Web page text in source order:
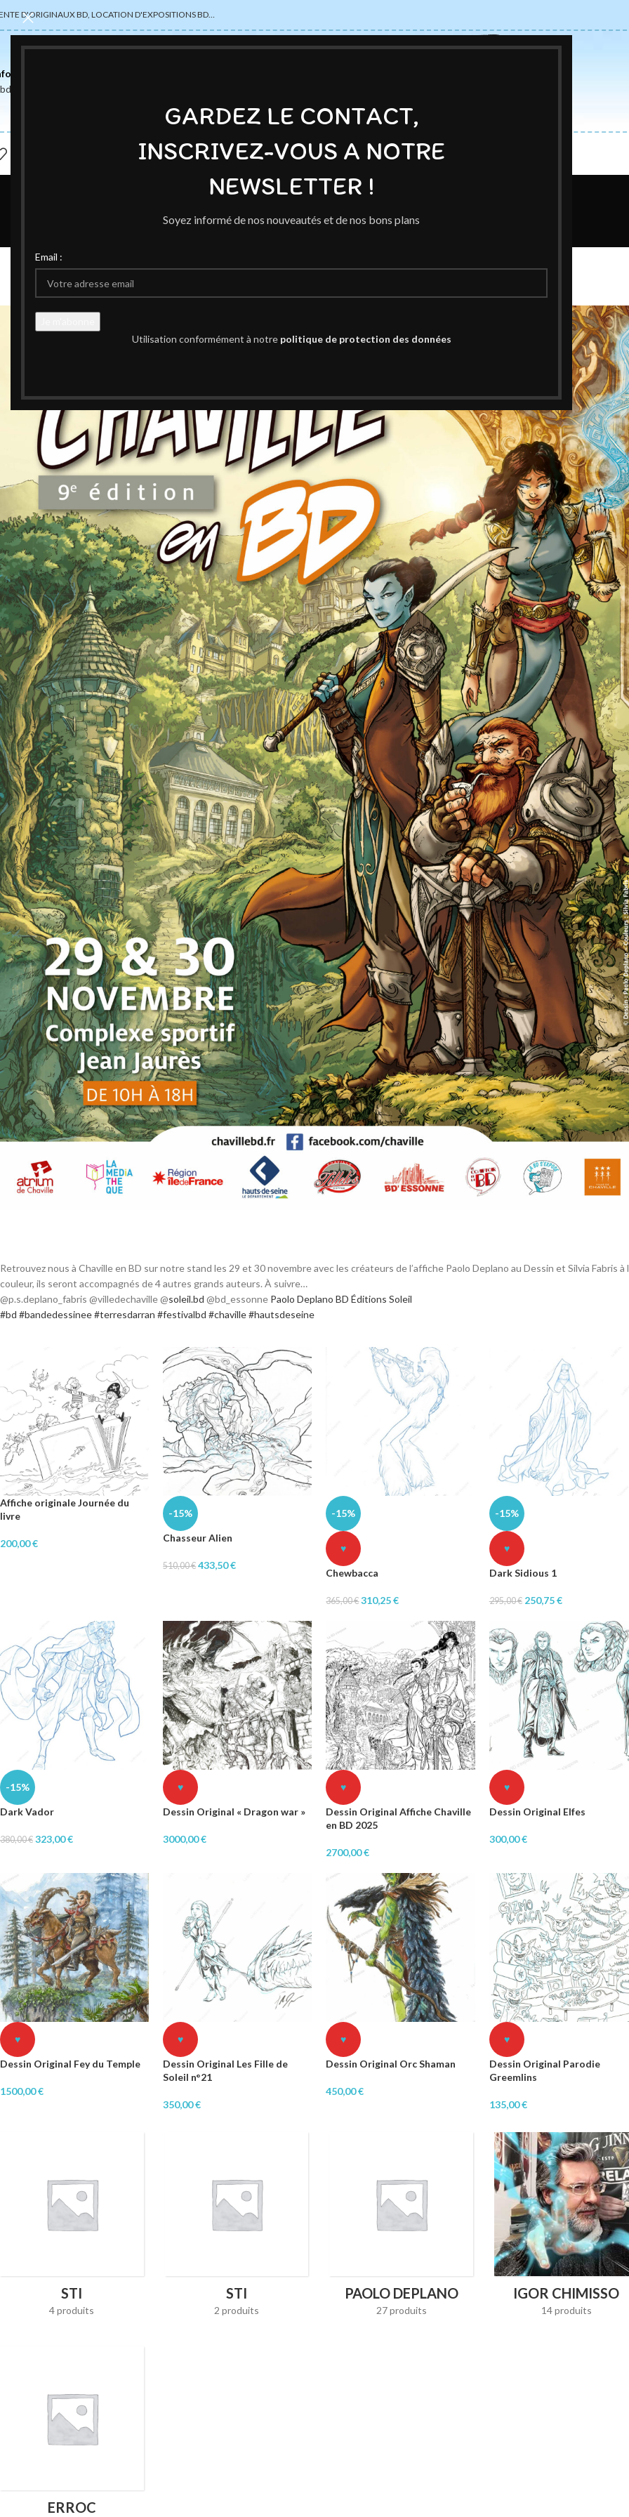
GARDEZ LE CONTACT,
INSCRIVEZ-VOUS A NOTRE
NEWSLETTER !
Soyez informé de nos nouveautés et de nos bons plans
Email :
Utilisation conformément à notre politique de protection des données
D'ORIGINAUX BD, LOCATION D'EXPOSITIONS BD…
ACCUEILBOUTIQUE AUTEURS
Blog
Annonce 9ème Festival Chaville en BD
Publié par CedOn 1 octobre 2025
Retrouvez nous à Chaville en BD sur notre stand les 29 et 30 novembre avec les créateurs de l’affiche Paolo Deplano au Dessin et Silvia Fabris à
couleur, ils seront accompagnés de 4 autres grands auteurs. À suivre…
@p.s.deplano_fabris @villedechaville @soleil.bd @bd_essonne Paolo Deplano BD Éditions Soleil
#bd #bandedessinee#terresdarran #festivalbd #chaville#hautsdeseine
Affiche originale Journée du
livre
200,00€
-15%
Chasseur Alien
510,00€ 433,50€
-15%
♥
Chewbacca
365,00€ 310,25€
-15%
♥
Dark Sidious 1
295,00€ 250,75€
-15%
Dark Vador
380,00€ 323,00€
♥
Dessin Original « Dragon war »
3000,00€
♥
Dessin Original Affiche Chaville
en BD 2025
2700,00€
♥
Dessin Original Elfes
300,00€
♥
Dessin Original Fey du Temple
1500,00€
♥
Dessin Original Les Fille de
Soleil n°21
350,00€
♥
Dessin Original Orc Shaman
450,00€
♥
Dessin Original Parodie
Greemlins
135,00€
STI
4 produits
STI
2 produits
PAOLO DEPLANO
27 produits
IGOR CHIMISSO
14 produits
ERROC